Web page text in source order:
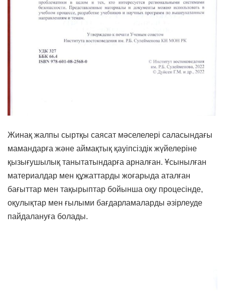
Жинақ жалпы сыртқы саясат мәселелері саласындағы
мамандарға және аймақтық қауіпсіздік жүйелеріне
қызығушылық танытатындарға арналған. Ұсынылған
материалдар мен құжаттарды жоғарыда аталған
бағыттар мен тақырыптар бойынша оқу процесінде,
оқулықтар мен ғылыми бағдарламаларды әзірлеуде
пайдалануға болады.